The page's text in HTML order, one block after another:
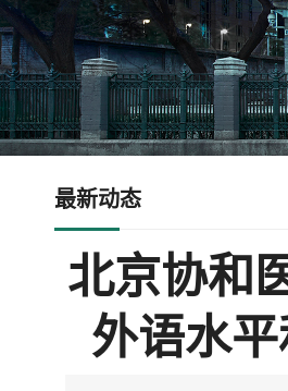
最新动态
北京协和
外语水